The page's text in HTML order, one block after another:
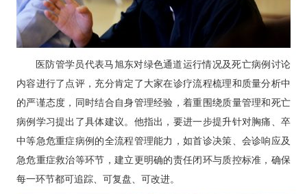
医防管学员代表马旭东对绿色通道运行情况及死亡病例讨论
内容进行了点评，充分肯定了大家在诊疗流程梳理和质量分析中
的严谨态度，同时结合自身管理经验，着重围绕质量管理和死亡
病例学习提出了具体建议。他指出，要进一步提升针对胸痛、卒
中等急危重症病例的全流程管理能力，如首诊决策、会诊响应及
急危重症救治等环节，建立更明确的责任闭环与质控标准，确保
每一环节都可追踪、可复盘、可改进。